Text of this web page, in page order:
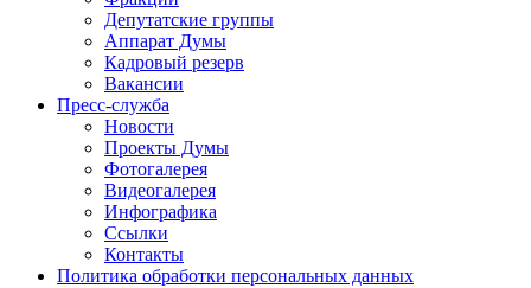
Депутатские группы
Аппарат Думы
Кадровый резерв
Вакансии
Пресс-служба
Новости
Проекты Думы
Фотогалерея
Видеогалерея
Инфографика
Ссылки
Контакты
Политика обработки персональных данных